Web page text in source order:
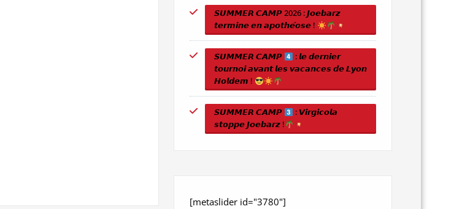
𝙎𝙐𝙈𝙈𝙀𝙍 𝘾𝘼𝙈𝙋 2026 : 𝙅𝙤𝙚𝙗𝙖𝙧𝙯
𝙩𝙚𝙧𝙢𝙞𝙣𝙚 𝙚𝙣 𝙖𝙥𝙤𝙩𝙝𝙚́𝙤𝙨𝙚 !
𝙎𝙐𝙈𝙈𝙀𝙍 𝘾𝘼𝙈𝙋
: 𝙡𝙚 𝙙𝙚𝙧𝙣𝙞𝙚𝙧
𝙩𝙤𝙪𝙧𝙣𝙤𝙞 𝙖𝙫𝙖𝙣𝙩 𝙡𝙚𝙨 𝙫𝙖𝙘𝙖𝙣𝙘𝙚𝙨 𝙙𝙚 𝙇𝙮𝙤𝙣
𝙃𝙤𝙡𝙙𝙚𝙢 !
𝙎𝙐𝙈𝙈𝙀𝙍 𝘾𝘼𝙈𝙋
: 𝙑𝙞𝙧𝙜𝙞𝙘𝙤𝙡𝙖
𝙨𝙩𝙤𝙥𝙥𝙚 𝙅𝙤𝙚𝙗𝙖𝙧𝙯 !
[metaslider id="3780"]